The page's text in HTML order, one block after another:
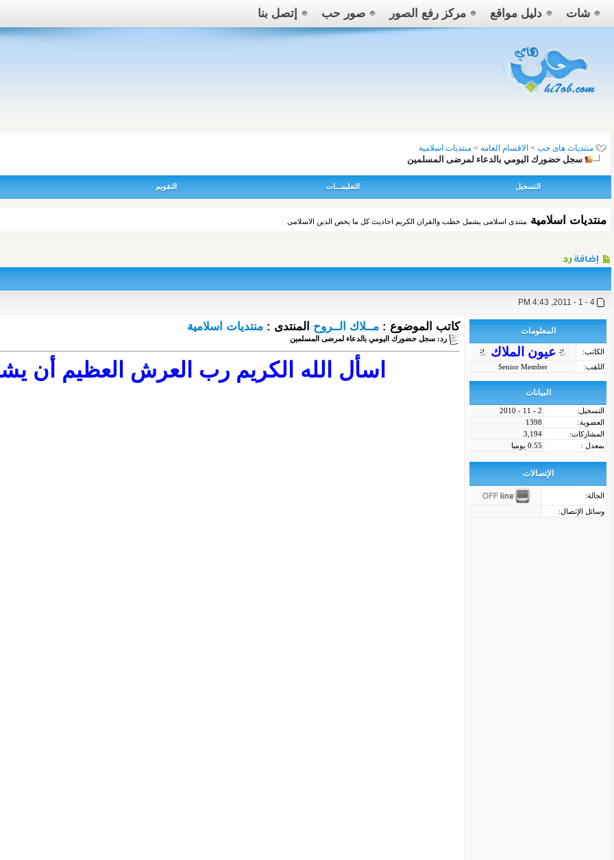
شات دليل مواقع مركز رفع الصور صور حب إتصل بنا
منتديات هاى حب > الاقسام العامه > منتديات اسلامية
سجل حضورك اليومي بالدعاء لمرضى المسلمين
التسجيل التعليمـــات التقويم
منتديات اسلامية منتدى اسلامى يشمل خطب والقران الكريم احاديث كل ما يخص الدين الاسلامى
المعلومات
الكاتب: عيون الملاك
اللقب: Senior Member
البيانات
التسجيل:
2 - 11 - 2010
العضوية:
1398
المشاركات:
3,194
بمعدل :
0.55 يوميا
الإتصالات
الحالة:
وسائل الإتصال:
كاتب الموضوع : مــلاك الــروح المنتدى : منتديات اسلامية
رد: سجل حضورك اليومي بالدعاء لمرضى المسلمين
اسأل الله الكريم رب العرش العظيم